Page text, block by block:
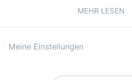
Systems
MEHR LESEN
Meine Einstellungen